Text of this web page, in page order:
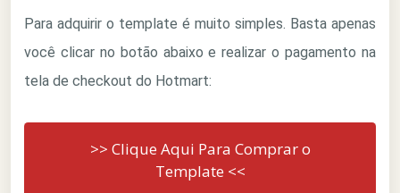
Para adquirir o template é muito simples. Basta apenas
você clicar no botão abaixo e realizar o pagamento na
tela de checkout do Hotmart:
>> Clique Aqui Para Comprar o
Template <<